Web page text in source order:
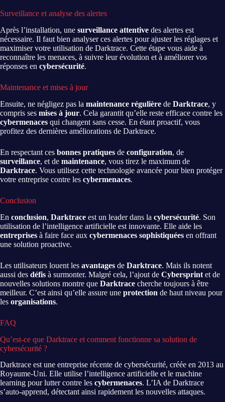
Surveillance et analyse des alertes
Après l’installation, une surveillance attentive des alertes est
nécessaire. Il faut bien analyser ces alertes pour ajuster les réglages et
maximiser votre utilisation de Darktrace. Cette étape vous aide à
reconnaître les menaces, à suivre leur évolution et à améliorer vos
réponses en cybersécurité.
Maintenance et mises à jour
Ensuite, ne négligez pas la maintenance régulière de Darktrace, y
compris ses mises à jour. Cela garantit qu’elle reste efficace contre les
cybermenaces qui changent sans cesse. En étant proactif, vous
profitez des dernières améliorations de Darktrace.
En respectant ces bonnes pratiques de configuration, de
surveillance, et de maintenance, vous tirez le maximum de
Darktrace. Vous utilisez cette technologie avancée pour bien protéger
votre entreprise contre les cybermenaces.
Conclusion
En conclusion, Darktrace est un leader dans la cybersécurité. Son
utilisation de l’intelligence artificielle est innovante. Elle aide les
entreprises à faire face aux cybermenaces sophistiquées en offrant
une solution proactive.
Les utilisateurs louent les avantages de Darktrace. Mais ils notent
aussi des défis à surmonter. Malgré cela, l’ajout de Cybersprint et de
nouvelles solutions montre que Darktrace cherche toujours à être
meilleur. C’est ainsi qu’elle assure une protection de haut niveau pour
les organisations.
FAQ
Qu’est-ce que Darktrace et comment fonctionne sa solution de
cybersécurité ?
Darktrace est une entreprise récente de cybersécurité, créée en 2013 au
Royaume-Uni. Elle utilise l’intelligence artificielle et le machine
learning pour lutter contre les cybermenaces. L’IA de Darktrace
s’auto-apprend, détectant ainsi rapidement les nouvelles attaques.